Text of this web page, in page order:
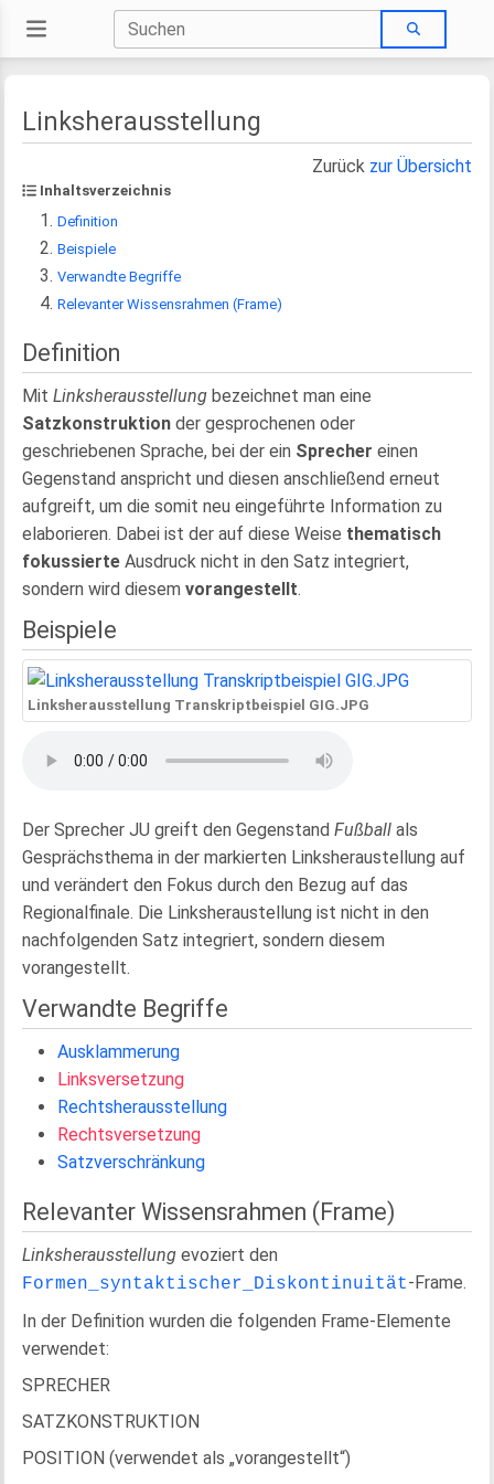
Linksherausstellung
Zurück zur Übersicht
Inhaltsverzeichnis
Definition
Beispiele
Verwandte Begriffe
Relevanter Wissensrahmen (Frame)
Definition
Mit Linksherausstellung bezeichnet man eine
Satzkonstruktion der gesprochenen oder
geschriebenen Sprache, bei der ein Sprecher einen
Gegenstand anspricht und diesen anschließend erneut
aufgreift, um die somit neu eingeführte Information zu
elaborieren. Dabei ist der auf diese Weise thematisch
fokussierte Ausdruck nicht in den Satz integriert,
sondern wird diesem vorangestellt.
Beispiele
Linksherausstellung Transkriptbeispiel GIG.JPG
Der Sprecher JU greift den Gegenstand Fußball als
Gesprächsthema in der markierten Linksheraustellung auf
und verändert den Fokus durch den Bezug auf das
Regionalfinale. Die Linksheraustellung ist nicht in den
nachfolgenden Satz integriert, sondern diesem
vorangestellt.
Verwandte Begriffe
Ausklammerung
Linksversetzung
Rechtsherausstellung
Rechtsversetzung
Satzverschränkung
Relevanter Wissensrahmen (Frame)
Linksherausstellung evoziert den
Formen_syntaktischer_Diskontinuität-Frame.
In der Definition wurden die folgenden Frame-Elemente
verwendet:
SPRECHER
SATZKONSTRUKTION
POSITION (verwendet als „vorangestellt“)